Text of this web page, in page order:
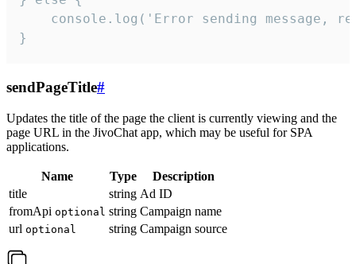
console.log('Error sending message,
}
sendPageTitle#
Updates the title of the page the client is currently viewing and the
page URL in the JivoChat app, which may be useful for SPA
applications.
Name Type
Description
title
string Ad ID
fromApi optional string Campaign name
url optional string Campaign source